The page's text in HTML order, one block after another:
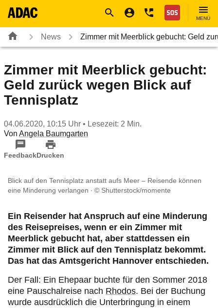
Nothilfe
MENÜ
News Zimmer mit Meerblick gebucht: Geld
Zimmer mit Meerblick gebucht:
Geld zurück wegen Blick auf
Tennisplatz
04.06.2020, 10:15 Uhr • Lesezeit: 2 Min.
Von Angela Baumgarten
FeedbackDrucken
Blick auf den Tennisplatz anstatt aufs Meer – Reisende können
eine Minderung verlangen
© Shutterstock/momente
Ein Reisender hat Anspruch auf eine Minderung
des Reisepreises, wenn er ein Zimmer mit
Meerblick gebucht hat, aber stattdessen ein
Zimmer mit Blick auf den Tennisplatz bekommt.
Das hat das Amtsgericht Hannover entschieden.
Der Fall: Ein Ehepaar buchte für den Sommer 2018
eine Pauschalreise nach Rhodos. Bei der Buchung
wurde ausdrücklich die Unterbringung in einem